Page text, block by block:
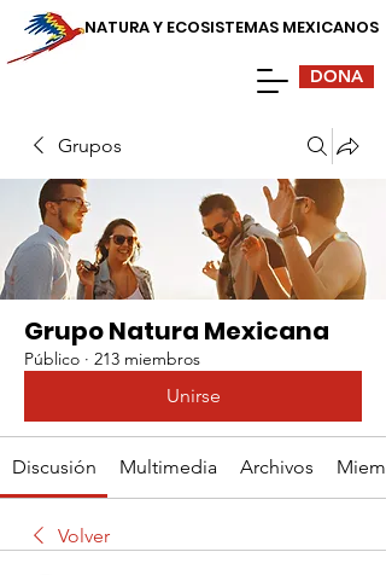
NATURA Y ECOSISTEMAS MEXICANOS
DONA
Grupos
Grupo Natura Mexicana
Público · 213 miembros
Unirse
Discusión Multimedia Archivos
Volver